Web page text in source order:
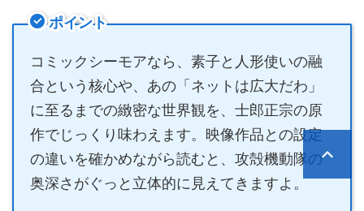
ポイント
コミックシーモアなら、素子と人形使いの融
合という核心や、あの「ネットは広大だわ」
に至るまでの緻密な世界観を、士郎正宗の原
作でじっくり味わえます。映像作品との設定
の違いを確かめながら読むと、攻殻機動隊の
奥深さがぐっと立体的に見えてきますよ。